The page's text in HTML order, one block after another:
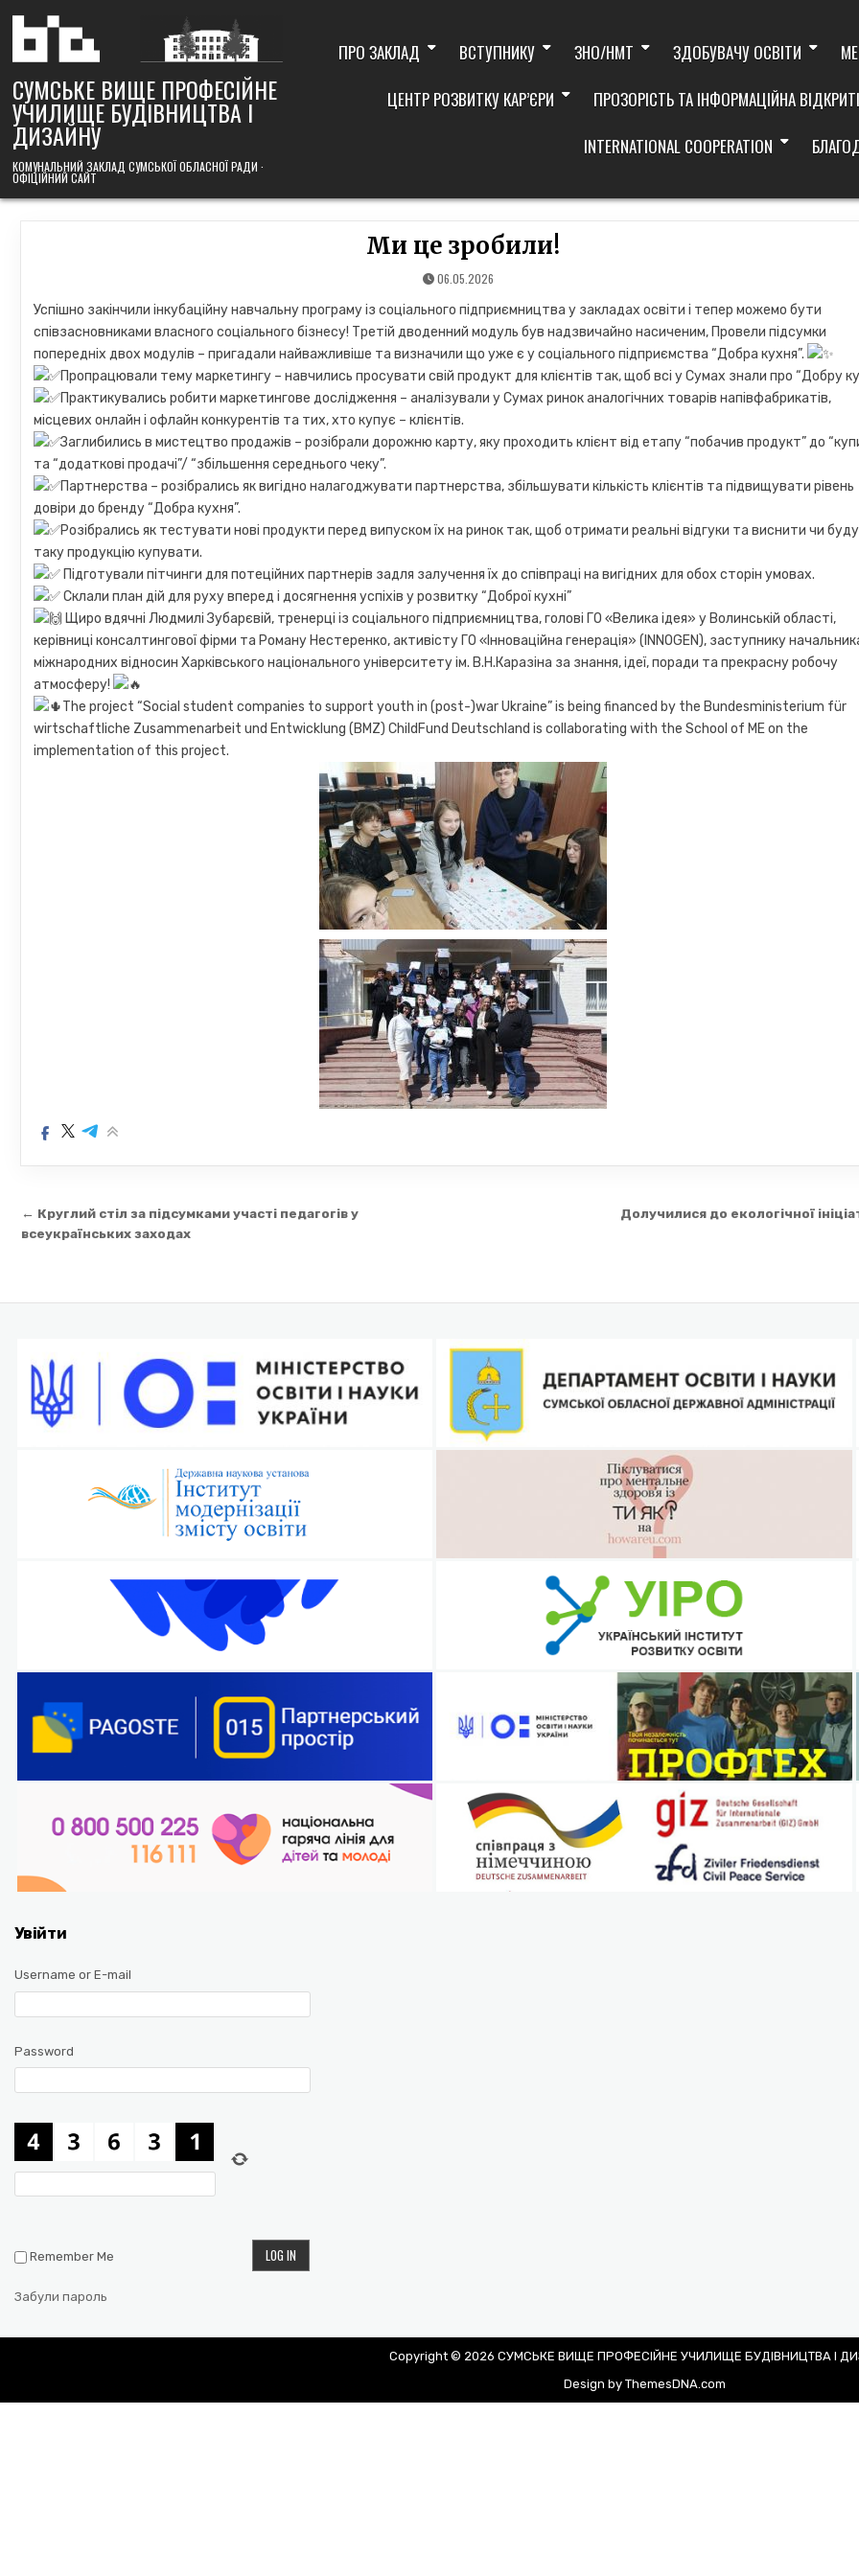
content
СУМСЬКЕ ВИЩЕ ПРОФЕСІЙНЕ
УЧИЛИЩЕ БУДІВНИЦТВА І
ДИЗАЙНУ
КОМУНАЛЬНИЙ ЗАКЛАД СУМСЬКОЇ ОБЛАСНОЇ РАДИ ·
ОФІЦІЙНИЙ САЙТ
ПРО ЗАКЛАД ВСТУПНИКУ ЗНО/НМТ ЗДОБУВАЧУ ОСВІТИ
ЦЕНТР РОЗВИТКУ КАР’ЄРИ
ПРОЗОРІСТЬ ТА ІНФОРМАЦІЙНА
INTERNATIONAL COOPERATION
Ми це зробили!
06.05.2026
Успішно закінчили інкубаційну навчальну програму із соціального підприємництва у закладах освіти і тепер можемо бути
співзасновниками власного соціального бізнесу! Третій дводенний модуль був надзвичайно насиченим, Провели підсумки
попередніх двох модулів – пригадали найважливіше та визначили що уже є у соціального підприємства “Добра кухня”.
Пропрацювали тему маркетингу – навчились просувати свій продукт для клієнтів так, щоб всі у Сумах знали про “Добру
Практикувались робити маркетингове дослідження – аналізували у Сумах ринок аналогічних товарів напівфабрикатів,
місцевих онлайн і офлайн конкурентів та тих, хто купує – клієнтів.
Заглибились в мистецтво продажів – розібрали дорожню карту, яку проходить клієнт від етапу “побачив продукт” до
та “додаткові продачі”/ “збільшення середнього чеку”.
Партнерства – розібрались як вигідно налагоджувати партнерства, збільшувати кількість клієнтів та підвищувати рівень
довіри до бренду “Добра кухня”.
Розібрались як тестувати нові продукти перед випуском їх на ринок так, щоб отримати реальні відгуки та виснити чи
таку продукцію купувати.
Підготували пітчинги для потеційних партнерів задля залучення їх до співпраці на вигідних для обох сторін умовах.
Склали план дій для руху вперед і досягнення успіхів у розвитку “Доброї кухні”
Щиро вдячні Людмилі Зубарєвій, тренерці із соціального підприємництва, голові ГО «Велика ідея» у Волинській області,
керівниці консалтингової фірми та Роману Нестеренко, активісту ГО «Інноваційна генерація» (INNOGEN), заступнику
міжнародних відносин Харківського національного університету ім. В.Н.Каразіна за знання, ідеї, поради та прекрасну робочу
атмосферу!
The project “Social student companies to support youth in (post-)war Ukraine” is being financed by the Bundesministerium für
wirtschaftliche Zusammenarbeit und Entwicklung (BMZ) ChildFund Deutschland is collaborating with the School of ME on the
implementation of this project.
Навігація
записів
Долучилися до екологічної
← Круглий стіл за підсумками участі педагогів у
всеукраїнських заходах
Увійти
Username or E-mail
Password
Remember Me
Забули пароль
Copyright © 2026 СУМСЬКЕ ВИЩЕ ПРОФЕСІЙНЕ УЧИЛИЩЕ БУДІВНИЦТВА І
Design by ThemesDNA.com